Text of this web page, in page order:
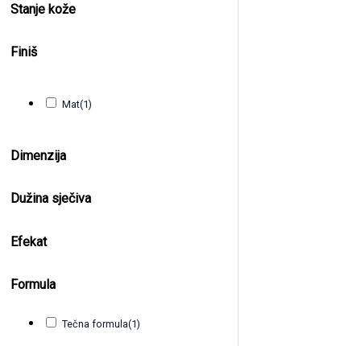
Stanje kože
Finiš
Mat(1)
Dimenzija
Dužina sječiva
Efekat
Formula
Tečna formula(1)